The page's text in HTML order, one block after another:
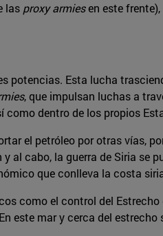
las proxy armiesen este
potencias. Esta lucha
, que impulsan luchas a
dentro de los propios
el petróleo por otras vías,
al cabo, la guerra de Siria se
que conlleva la costa
como el control del
este mar y cerca del